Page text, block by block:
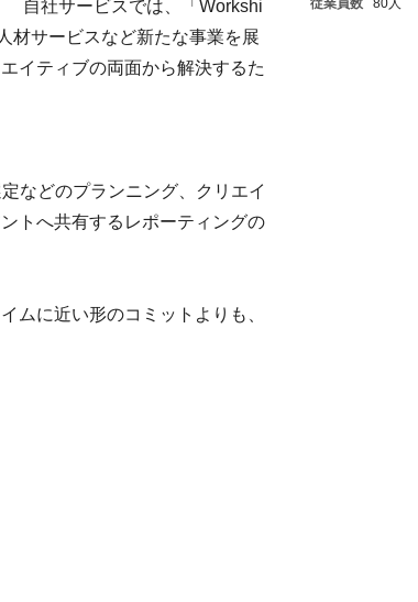
自社サービスでは、「Workshi
材サービスなど新たな事業を展
イティブの両面から解決するた
などのプランニング、クリエイ
トへ共有するレポーティングの
ムに近い形のコミットよりも、
従業員数 80人